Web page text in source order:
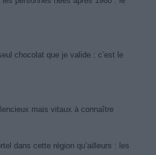
chocolat que je valide : c’est le
mais vitaux à connaître
dans cette région qu’ailleurs : les